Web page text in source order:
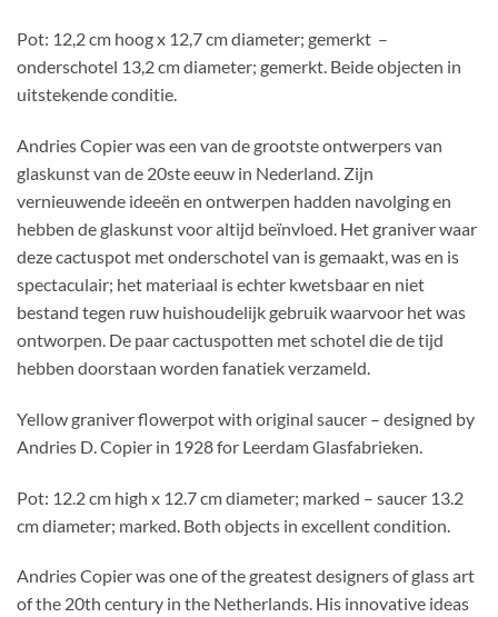
Pot: 12,2 cm hoog x 12,7 cm diameter; gemerkt –
onderschotel 13,2 cm diameter; gemerkt. Beide objecten in
uitstekende conditie.
Andries Copier was een van de grootste ontwerpers van
glaskunst van de 20ste eeuw in Nederland. Zijn
vernieuwende ideeën en ontwerpen hadden navolging en
hebben de glaskunst voor altijd beïnvloed. Het graniver waar
deze cactuspot met onderschotel van is gemaakt, was en is
spectaculair; het materiaal is echter kwetsbaar en niet
bestand tegen ruw huishoudelijk gebruik waarvoor het was
ontworpen. De paar cactuspotten met schotel die de tijd
hebben doorstaan worden fanatiek verzameld.
Yellow graniver flowerpot with original saucer – designed by
Andries D. Copier in 1928 for Leerdam Glasfabrieken.
Pot: 12.2 cm high x 12.7 cm diameter; marked – saucer 13.2
cm diameter; marked. Both objects in excellent condition.
Andries Copier was one of the greatest designers of glass art
of the 20th century in the Netherlands. His innovative ideas